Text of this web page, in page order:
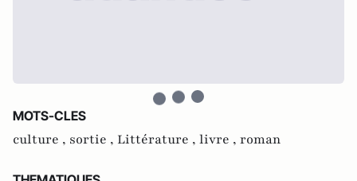
MOTS-CLES
culture , sortie , Littérature , livre , roman